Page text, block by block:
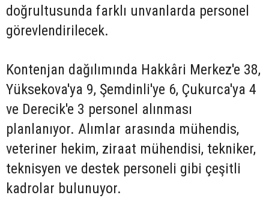
doğrultusunda farklı unvanlarda personel
görevlendirilecek.
Kontenjan dağılımında Hakkâri Merkez'e 38,
Yüksekova'ya 9, Şemdinli'ye 6, Çukurca'ya 4
ve Derecik'e 3 personel alınması
planlanıyor. Alımlar arasında mühendis,
veteriner hekim, ziraat mühendisi, tekniker,
teknisyen ve destek personeli gibi çeşitli
kadrolar bulunuyor.